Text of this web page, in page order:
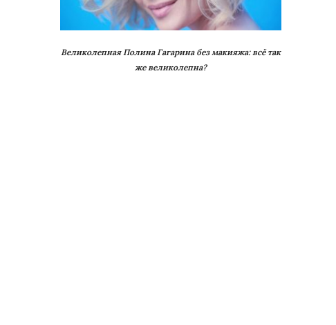
Великолепная Полина Гагарина без макияжа: всё так
же великолепна?